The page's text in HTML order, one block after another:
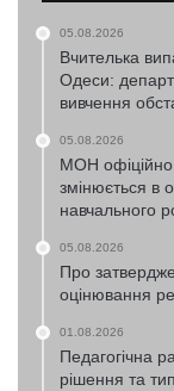
05.08.2026
Вчителька
Одеси:
вивчення
05.08.2026
МОН офіційно
змінюється в
навчального
05.08.2026
Про
оцінювання
01.08.2026
Педагогічна
рішення та